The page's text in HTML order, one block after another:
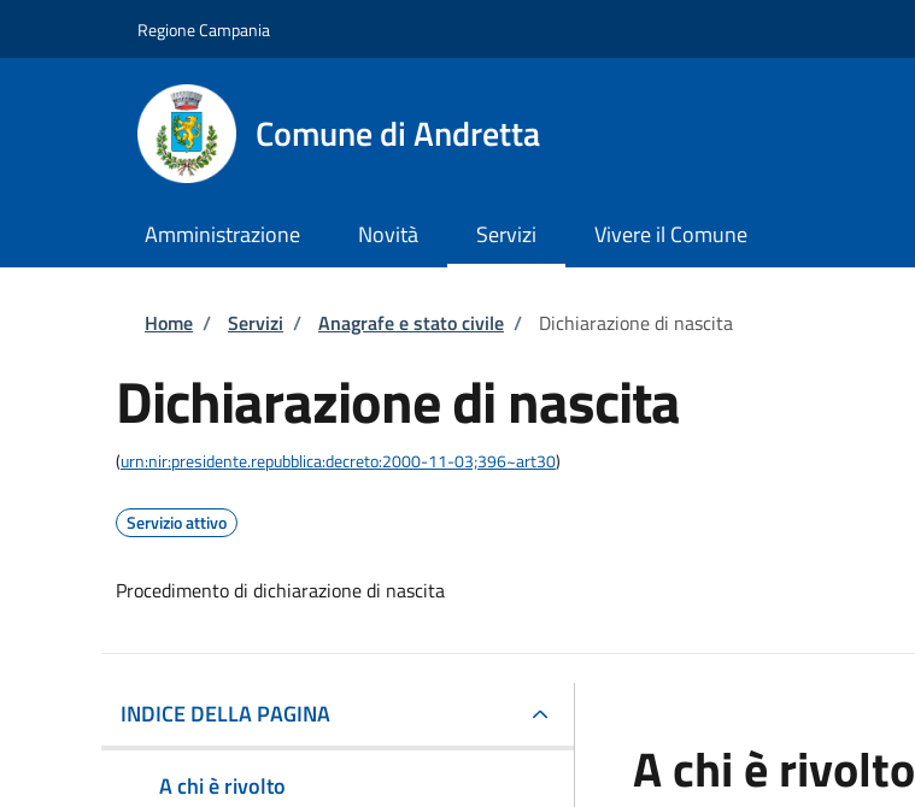
Regione Campania
Comune di Andretta
Amministrazione Novità Servizi Vivere il Comune
Briciole di pane
Home / Servizi / Anagrafe e stato civile / Dichiarazione di nascita
Dichiarazione di nascita
(urn:nir:presidente.repubblica:decreto:2000-11-03;396~art30)
Servizio attivo
Procedimento di dichiarazione di nascita
INDICE DELLA PAGINA
A chi è rivolto
A chi è rivolto